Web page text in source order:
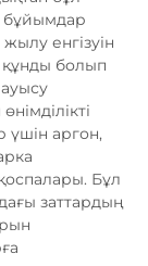
бұйымдар
енгізуін
құнды болып
үшін аргон,
Бұл
заттардың